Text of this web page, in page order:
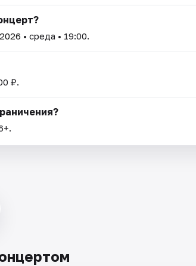
• среда • 19:00.
₽.